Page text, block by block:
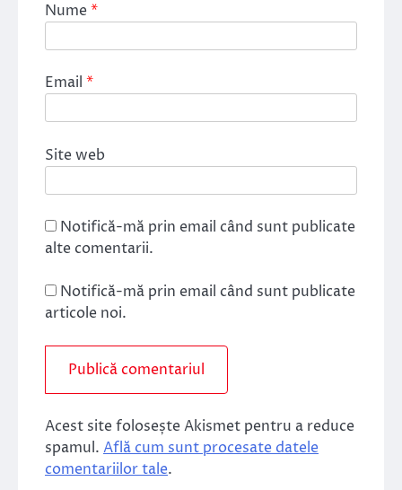
Nume*
Email *
Site web
Notifică-mă prin email când sunt publicate
alte comentarii.
Notifică-mă prin email când sunt publicate
articole noi.
Acest site folosește Akismet pentru a reduce
spamul. Află cum sunt procesate datele
comentariilor tale.